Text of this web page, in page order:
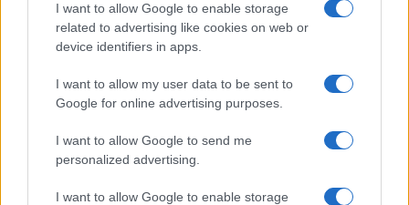
I want to allow Google to enable storage
related to advertising like cookies on web or
device identifiers in apps.
I want to allow my user data to be sent to
Google for online advertising purposes.
I want to allow Google to send me
personalized advertising.
I want to allow Google to enable storage
Delta Center
Meteo Olbia 9 agosto, temperature in calo
Salmo finisce in ospedale a Catania, ma il tour
va avanti: “Sicilia, ci sono”